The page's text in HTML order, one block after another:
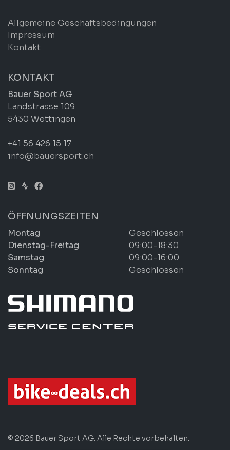
Allgemeine Geschäftsbedingungen
Impressum
Kontakt
KONTAKT
Bauer Sport AG
Landstrasse 109
5430 Wettingen
+41 56 426 15 17
info@bauersport.ch
ÖFFNUNGSZEITEN
Montag
Geschlossen
Dienstag-Freitag
09:00-18:30
Samstag
09:00-16:00
Sonntag
Geschlossen
© 2026 Bauer Sport AG. Alle Rechte vorbehalten.